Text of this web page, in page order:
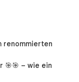
renommierten
🎯🎯 – wie ein